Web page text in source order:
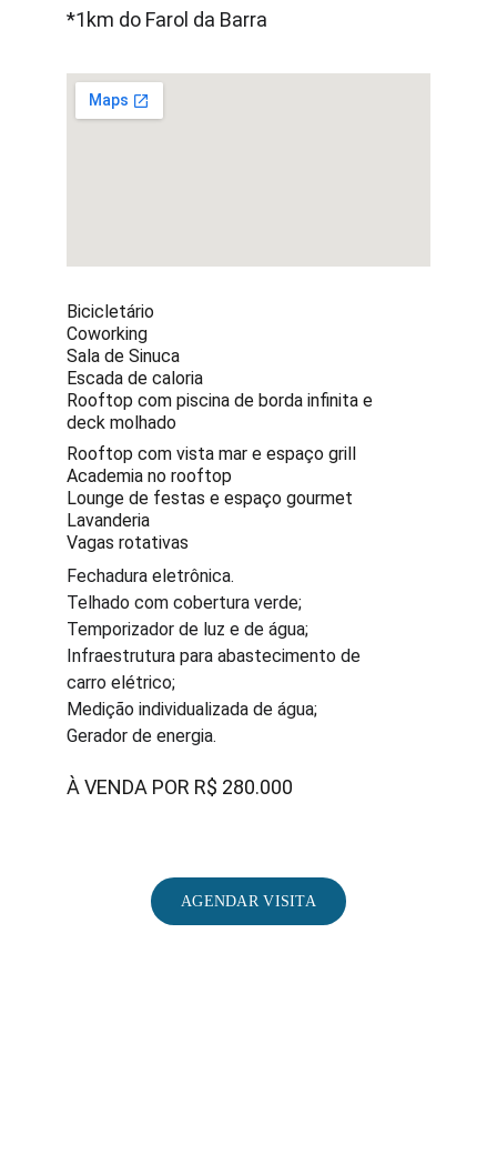
AGENDAR VISITA
*1km do Farol da Barra
Bicicletário
Coworking
Sala de Sinuca
Escada de caloria
Rooftop com piscina de borda infinita e
deck molhado
Rooftop com vista mar e espaço grill
Academia no rooftop
Lounge de festas e espaço gourmet
Lavanderia
Vagas rotativas
Fechadura eletrônica.
Telhado com cobertura verde;
Temporizador de luz e de água;
Infraestrutura para abastecimento de
carro elétrico;
Medição individualizada de água;
Gerador de energia.
À VENDA POR R$ 280.000